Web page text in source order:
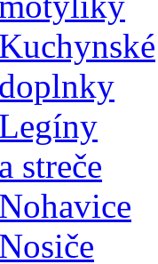
Kuchynské
doplnky
Legíny
a streče
Nohavice
Nosiče